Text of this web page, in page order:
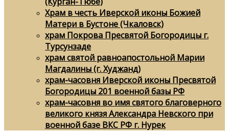
Храм в честь Иверской иконы Божией
Матери в Бустоне (Чкаловск)
храм Покрова Пресвятой Богородицы г.
Турсунзаде
храм святой равноапостольной Марии
Магдалины (г. Худжанд)
храм-часовня Иверской иконы Пресвятой
Богородицы 201 военной базы РФ
храм-часовня во имя святого благоверного
великого князя Александра Невского при
военной базе ВКС РФ г. Нурек